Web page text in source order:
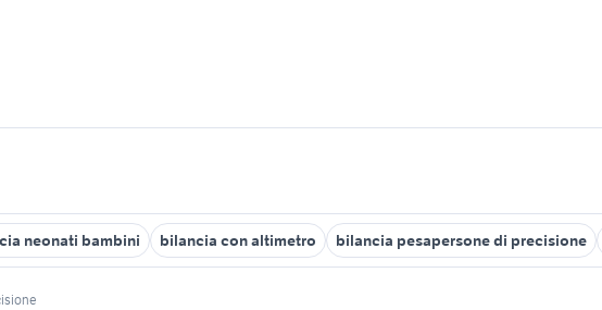
neonati bambini bilancia con altimetro bilancia pesapersone di precisione